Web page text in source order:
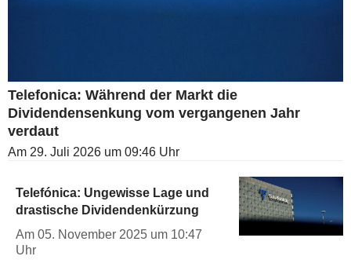
Telefonica: Während der Markt die
Dividendensenkung vom vergangenen Jahr
verdaut
Am 29. Juli 2026 um 09:46 Uhr
Telefónica: Ungewisse Lage und
drastische Dividendenkürzung
Am 05. November 2025 um 10:47
Uhr